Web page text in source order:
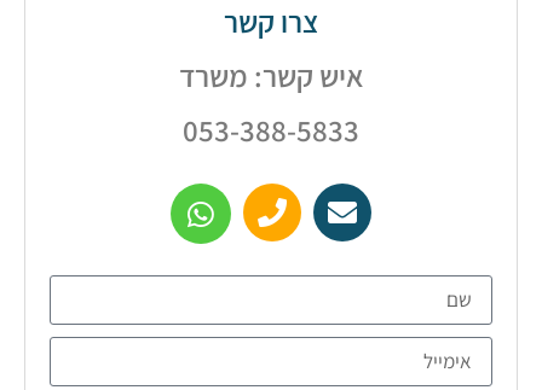
צרו קשר
איש קשר: משרד
053-388-5833